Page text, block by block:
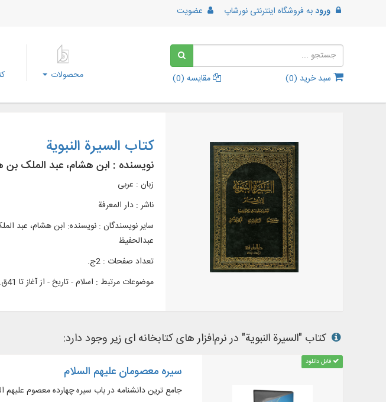
ورودبه فروشگاه اینترنتی نورشاپ عضویت
سبد خرید (0
) مقایسه (0
) محصولات
کتاب السیرة النبویة
نویسنده : ابن هشام، عبد الملک بن
زبان : عربی
ناشر : دار المعرفة
سایر نویسندگان : نویسنده: ابن هشام،
عبدالحفیظ
تعداد صفحات : 2ج.
موضوعات مرتبط : اسلام - تاریخ - از آغاز تا 41ق. | محمد (ص)، پیامبر اسلام، 53 قبل از هجرت - 11ق. -- سرگذشتنامه
کتاب "السیرة النبویة" در نرم‌افزار های کتابخانه ای زیر وجود دارد:
قابل دانلود
سیره معصومان علیهم السلام
جامع ترین دانشنامه در باب سیره چهارده معصوم علیهم